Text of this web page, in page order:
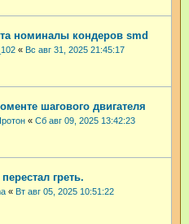
номиналы кондеров smd
« Вс авг 31, 2025 21:45:17
шагового двигателя
« Сб авг 09, 2025 13:42:23
греть.
« Вт авг 05, 2025 10:51:22